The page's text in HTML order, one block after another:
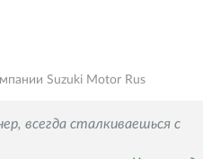
Suzuki Motor Rus
всегда сталкиваешься с